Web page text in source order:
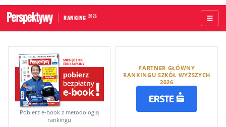
RANKING 2026
STRONA GŁÓWNA
UCZELNIE AKADEMICKIE
UCZELNIE ZAWODOWE
RANKINGI WG TYPÓW UCZELNI
Pobierz e-book z metodologią
rankingu
PARTNER GŁÓWNY
RANKINGU SZKÓŁ WYŻSZYCH
2026